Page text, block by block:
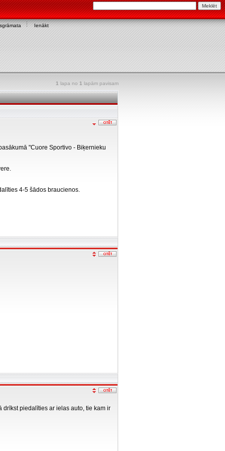
Ienākt
1 lapa no 1 lapām pavisam
"Cuore Sportivo - Biķernieku
4-5 šādos braucienos.
drīkst piedalīties ar ielas auto, tie kam ir